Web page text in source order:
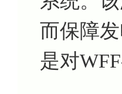
而保障
是对